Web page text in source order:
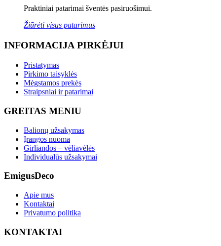
Praktiniai patarimai šventės pasiruošimui.
Žiūrėti visus patarimus
INFORMACIJA PIRKĖJUI
Pristatymas
Pirkimo taisyklės
Mėgstamos prekės
Straipsniai ir patarimai
GREITAS MENIU
Balionų užsakymas
Įrangos nuoma
Girliandos – vėliavėlės
Individualūs užsakymai
EmigusDeco
Apie mus
Kontaktai
Privatumo politika
KONTAKTAI